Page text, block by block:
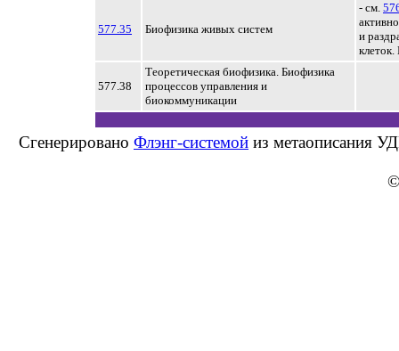
577.35 Биофизика живых систем
- см.
и
577.38
Теоретическая биофизика. Биофизика
процессов управления и
биокоммуникации
Сгенерировано Флэнг-системой из метаописания